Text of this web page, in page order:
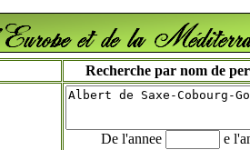
Recherche par nom de
De l'annee
e